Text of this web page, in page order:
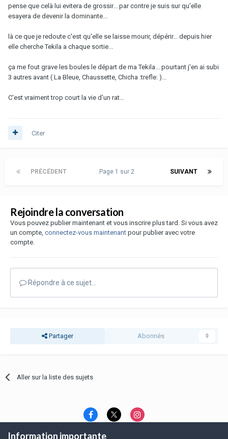
pense que celà lui evitera de grossir... par contre je suis sur qu'elle
esayera de devenir la dominante...
là ce que je redoute c'est qu'elle se laisse mourir, dépérir... depuis hier
elle cherche Tekila a chaque sortie...
ça me fout grave les boules le départ de ma Tekila... pourtant j'en ai subi
3 autres avant ( La Bleue, Chaussette, Chicha :trefle: )...
C'est vraiment trop court la vie d'un rat...
Citer
PRÉCÉDENT SUIVANT
Page 1 sur 2
Rejoindre la conversation
Vous pouvez publier maintenant et vous inscrire plus tard. Si vous avez
un compte, connectez-vous maintenant pour publier avec votre
compte.
Répondre à ce sujet…
Partager Abonnés 0
Aller sur la liste des sujets
Information importante